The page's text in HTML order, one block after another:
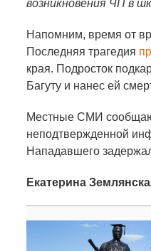
возникновения ЧП в
Напомним, время от
Последняя трагедия
края. Подросток
Багуту и нанес ей
Местные СМИ
неподтвержденной
Нападавшего
Екатерина